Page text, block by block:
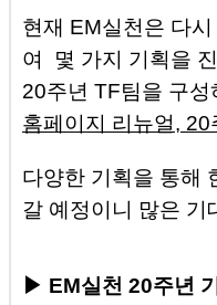
현재 EM실천은 다
여 몇 가지 기획을
20주년 TF팀을 구성
홈페이지 리뉴얼,
다양한 기획을 통해
갈 예정이니 많은 기
▶ EM실천 20주년